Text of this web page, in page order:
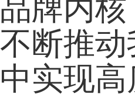
品牌内
不断推
中实现